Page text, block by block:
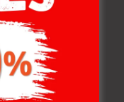
DT
NOUVEAU